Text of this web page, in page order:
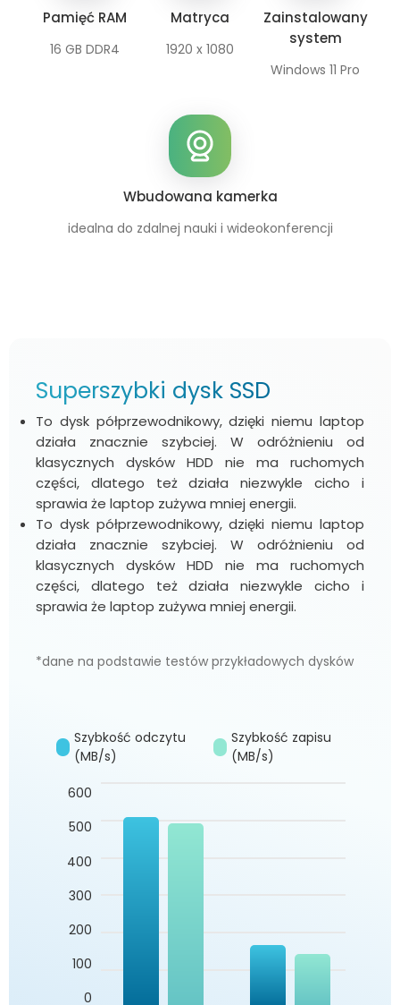
Pamięć RAM
16 GB DDR4
Matryca
1920 x 1080
Zainstalowany
system
Windows 11 Pro
Wbudowana kamerka
idealna do zdalnej nauki i wideokonferencji
Superszybki dysk SSD
To dysk półprzewodnikowy, dzięki niemu laptop
działa znacznie szybciej. W odróżnieniu od
klasycznych dysków HDD nie ma ruchomych
części, dlatego też działa niezwykle cicho i
sprawia że laptop zużywa mniej energii.
To dysk półprzewodnikowy, dzięki niemu laptop
działa znacznie szybciej. W odróżnieniu od
klasycznych dysków HDD nie ma ruchomych
części, dlatego też działa niezwykle cicho i
sprawia że laptop zużywa mniej energii.
*dane na podstawie testów przykładowych dysków
Szybkość odczytu
(MB/s)
Szybkość zapisu
(MB/s)
600
500
400
300
200
100
0